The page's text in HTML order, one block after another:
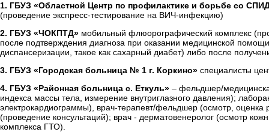
1. ГБУЗ «Областной Центр по профилактике и борьбе со
(проведение экспресс-тестирование на ВИЧ-инфекцию)
2. ГБУЗ «ЧОКПТД» мобильный флюорографический комплекс
после подтверждения диагноза при оказании медицинской
диспансеризации, такое как сахарный диабет) либо после
3. ГБУЗ «Городская больница № 1 г. Коркино» специалисты
4. ГБУЗ «Районная больница с. Еткуль» – фельдшер/
индекса массы тела, измерение внутриглазного давления);
электрокардиограммы), врач-терапевт/фельдшер (осмотр, оценка
(проведение консультаций); врач - дерматовенеролог (осмотр
комплекса ГТО).